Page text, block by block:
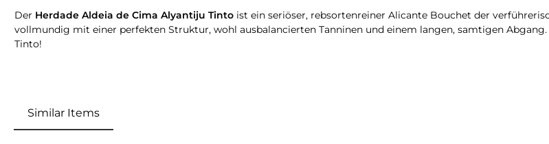
Der Herdade Aldeia de Cima Alyantiju Tinto ist ein seriöser, rebsortenreiner Alicante Bouchet der
vollmundig mit einer perfekten Struktur, wohl ausbalancierten Tanninen und einem langen, samtigen
Tinto!
Similar Items